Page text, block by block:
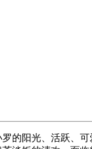
阳光、活跃、可